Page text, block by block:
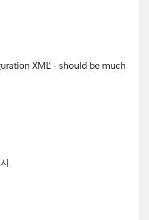
XML' - should be much